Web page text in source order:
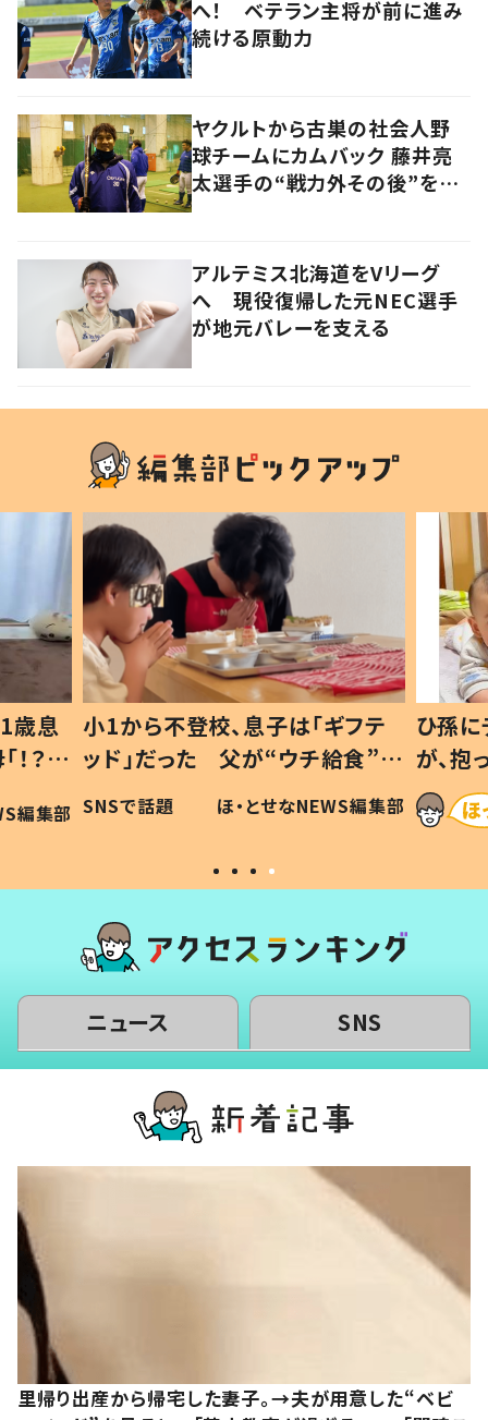
へ！ ベテラン主将が前に進み
続ける原動力
ヤクルトから古巣の社会人野
球チームにカムバック 藤井亮
太選手の“戦力外その後”を追
アルテミス北海道をVリーグ
へ 現役復帰した元NEC選手
が地元バレーを支える
歳息
？」
編集部
小1から不登校、息子は「ギフテ
ッド」だった 父が“ウチ給食”を
作り続ける理由とは #令和の親
#令和の子
SNSで話題 ほ・とせなNEWS編集部
ひ孫
が、
「涙が
い」
ニュース SNS
里帰り出産から帰宅した妻子。→夫が用意した“ベビ